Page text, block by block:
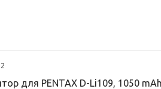
для PENTAX D-Li109, 1050 mAh